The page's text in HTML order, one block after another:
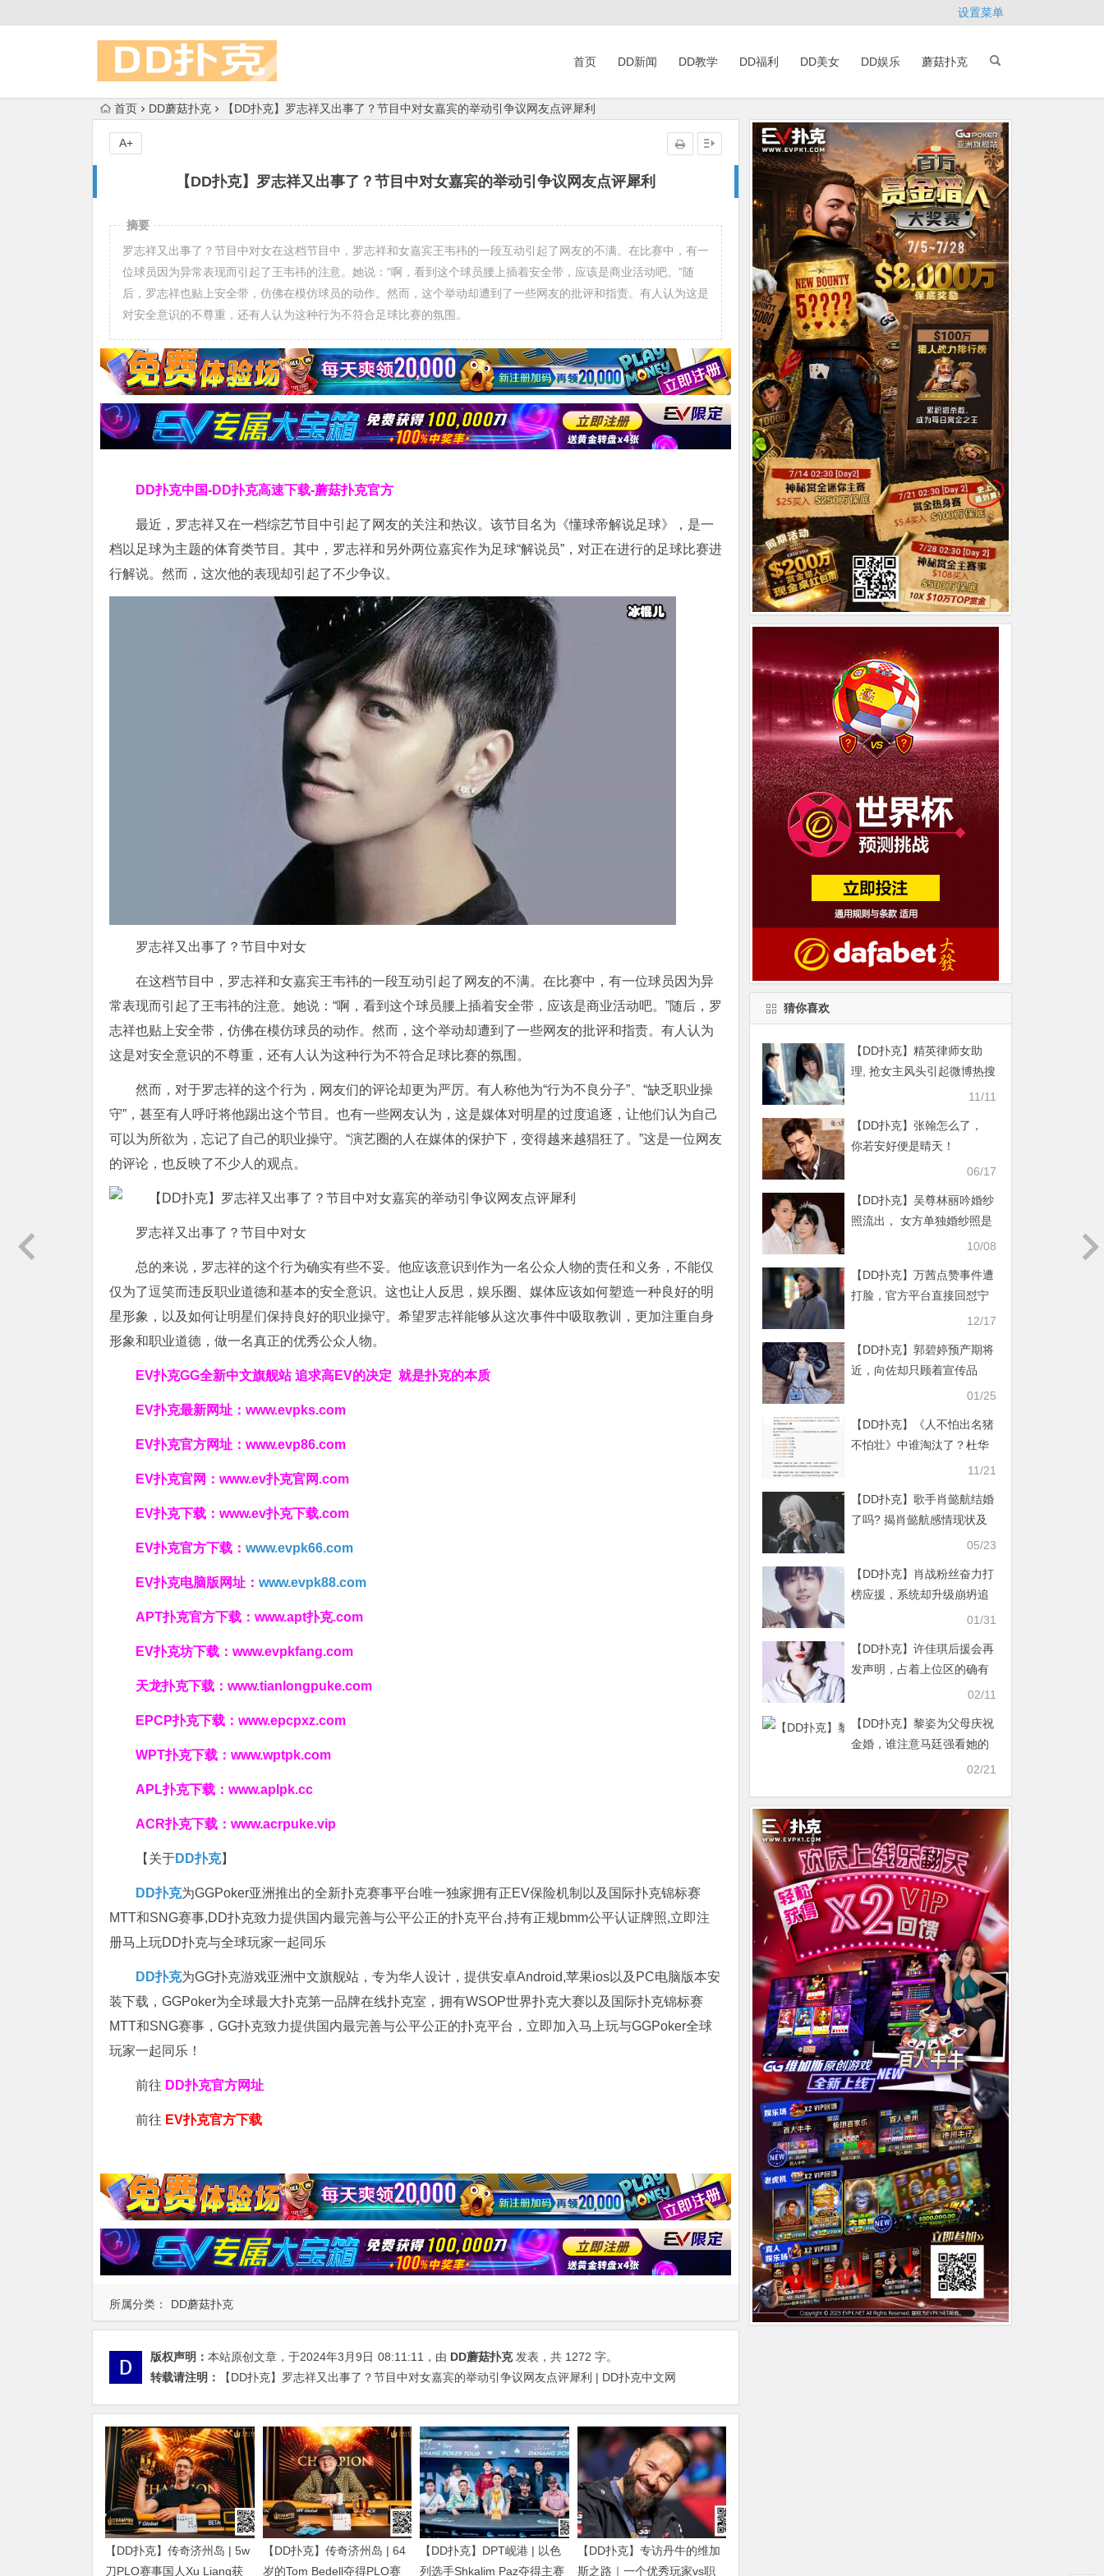
设置菜单
首页 DD新闻 DD教学 DD福利 DD美女 DD娱乐 蘑菇扑克
首页 DD蘑菇扑克 【DD扑克】罗志祥又出事了？节目中对女嘉宾的举动引争议网友点评犀利
【DD扑克】罗志祥又出事了？节目中对女嘉宾的举动引争议网友点评犀利
A+
所属分类： DD蘑菇扑克
摘要
罗志祥又出事了？节目中对女在这档节目中，罗志祥和女嘉宾王韦祎的一段互动引起了网友的不满。在比赛中，有一
位球员因为异常表现而引起了王韦祎的注意。她说：“啊，看到这个球员腰上插着安全带，应该是商业活动吧。”随
后，罗志祥也贴上安全带，仿佛在模仿球员的动作。然而，这个举动却遭到了一些网友的批评和指责。有人认为这是
对安全意识的不尊重，还有人认为这种行为不符合足球比赛的氛围。
DD扑克中国-DD扑克高速下载-蘑菇扑克官方
最近，罗志祥又在一档综艺节目中引起了网友的关注和热议。该节目名为《懂球帝解说足球》，是一
档以足球为主题的体育类节目。其中，罗志祥和另外两位嘉宾作为足球“解说员”，对正在进行的足球比赛进
行解说。然而，这次他的表现却引起了不少争议。
罗志祥又出事了？节目中对女
在这档节目中，罗志祥和女嘉宾王韦祎的一段互动引起了网友的不满。在比赛中，有一位球员因为异
常表现而引起了王韦祎的注意。她说：“啊，看到这个球员腰上插着安全带，应该是商业活动吧。”随后，罗
志祥也贴上安全带，仿佛在模仿球员的动作。然而，这个举动却遭到了一些网友的批评和指责。有人认为
这是对安全意识的不尊重，还有人认为这种行为不符合足球比赛的氛围。
然而，对于罗志祥的这个行为，网友们的评论却更为严厉。有人称他为“行为不良分子”、“缺乏职业操
守”，甚至有人呼吁将他踢出这个节目。也有一些网友认为，这是媒体对明星的过度追逐，让他们认为自己
可以为所欲为，忘记了自己的职业操守。“演艺圈的人在媒体的保护下，变得越来越猖狂了。”这是一位网友
的评论，也反映了不少人的观点。
罗志祥又出事了？节目中对女
总的来说，罗志祥的这个行为确实有些不妥。他应该意识到作为一名公众人物的责任和义务，不能仅
仅为了逗笑而违反职业道德和基本的安全意识。这也让人反思，娱乐圈、媒体应该如何塑造一种良好的明
星形象，以及如何让明星们保持良好的职业操守。希望罗志祥能够从这次事件中吸取教训，更加注重自身
形象和职业道德，做一名真正的优秀公众人物。
EV扑克GG全新中文旗舰站追求高EV的决定 就是扑克的本质
EV扑克最新网址： www.evpks.com
EV扑克官方网址： www.evp86.com
EV扑克官网： www.ev扑克官网.com
EV扑克下载： www.ev扑克下载.com
EV扑克官方下载： www.evpk66.com
EV扑克电脑版网址： www.evpk88.com
APT扑克官方下载： www.apt扑克.com
EV扑克坊下载： www.evpkfang.com
天龙扑克下载： www.tianlongpuke.com
EPCP扑克下载： www.epcpxz.com
WPT扑克下载： www.wptpk.com
APL扑克下载： www.aplpk.cc
ACR扑克下载： www.acrpuke.vip
【关于DD扑克】
DD扑克为GGPoker亚洲推出的全新扑克赛事平台唯一独家拥有正EV保险机制以及国际扑克锦标赛
MTT和SNG赛事,DD扑克致力提供国内最完善与公平公正的扑克平台,持有正规bmm公平认证牌照,立即注
册马上玩DD扑克与全球玩家一起同乐
DD扑克为GG扑克游戏亚洲中文旗舰站，专为华人设计，提供安卓Android,苹果ios以及PC电脑版本安
装下载，GGPoker为全球最大扑克第一品牌在线扑克室，拥有WSOP世界扑克大赛以及国际扑克锦标赛
MTT和SNG赛事，GG扑克致力提供国内最完善与公平公正的扑克平台，立即加入马上玩与GGPoker全球
玩家一起同乐！
前往 DD扑克官方网址
前往 EV扑克官方下载
版权声明： 本站原创文章，于2024年3月9日 08:11:11 ，由 DD蘑菇扑克发表，共 1272 字。
转载请注明：
【DD扑克】罗志祥又出事了？节目中对女嘉宾的举动引争议网友点评犀利 | DD扑克中文网
【DD扑克】传奇济州岛 | 5w
刀PLO赛事国人Xu Liang获
【DD扑克】传奇济州岛 | 64
岁的Tom Bedell夺得PLO赛
【DD扑克】DPT岘港 | 以色
列选手Shkalim Paz夺得主赛
【DD扑克】专访丹牛的维加
斯之路｜一个优秀玩家vs职
猜你喜欢
【DD扑克】精英律师女助
理, 抢女主风头引起微博热搜
11/11
【DD扑克】张翰怎么了，
你若安好便是晴天！
06/17
【DD扑克】吴尊林丽吟婚纱
照流出， 女方单独婚纱照是
10/08
【DD扑克】万茜点赞事件遭
打脸，官方平台直接回怼宁
12/17
【DD扑克】郭碧婷预产期将
近，向佐却只顾着宣传品
01/25
【DD扑克】《人不怕出名猪
不怕壮》中谁淘汰了？杜华
11/21
【DD扑克】歌手肖懿航结婚
了吗? 揭肖懿航感情现状及
05/23
【DD扑克】肖战粉丝奋力打
榜应援，系统却升级崩坍追
01/31
【DD扑克】许佳琪后援会再
发声明，占着上位区的确有
02/11
【DD扑克】黎姿为父母庆祝
金婚，谁注意马廷强看她的
02/21